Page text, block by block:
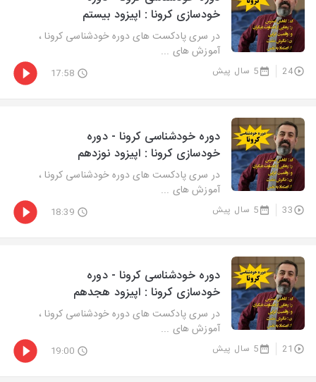
خودسازی کرونا : اپیزود بیستم
در سری پادکست های دوره خودشناسی کرونا ،
آموزش های ...
24 5 سال پیش 17:58
دوره خودشناسی کرونا - دوره
خودسازی کرونا : اپیزود نوزدهم
در سری پادکست های دوره خودشناسی کرونا ،
آموزش های ...
33 5 سال پیش 18:39
دوره خودشناسی کرونا - دوره
خودسازی کرونا : اپیزود هجدهم
در سری پادکست های دوره خودشناسی کرونا ،
آموزش های ...
21 5 سال پیش 19:00